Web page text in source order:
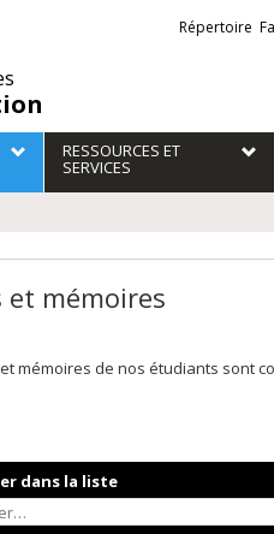
Liens
externes
Répertoire
RESSOURCES ET
SERVICES
et mémoires
mémoires de nos étudiants sont
dans la liste